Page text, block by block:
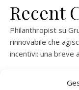
Recent
Philanthropist su
rinnovabile che
incentivi: una breve
rinnovabile che